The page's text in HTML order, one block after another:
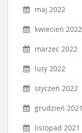
maj 2022
kwiecień 2022
marzec 2022
luty 2022
styczeń 2022
grudzień 2021
listopad 2021